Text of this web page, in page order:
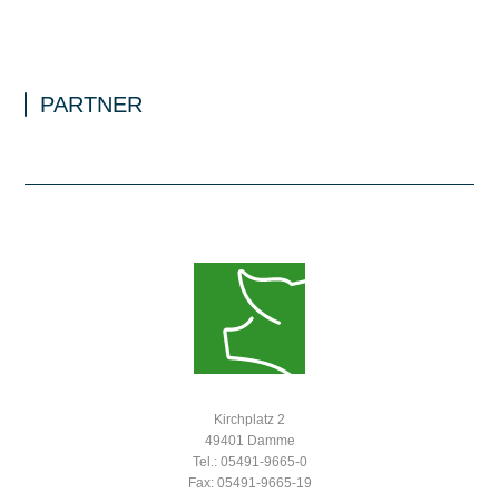
PARTNER
Kirchplatz 2
49401 Damme
Tel.: 05491-9665-0
Fax: 05491-9665-19